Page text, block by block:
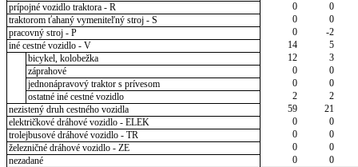
prípojné vozidlo traktora - R
0
0
traktorom ťahaný vymeniteľný stroj - S
0
0
pracovný stroj - P
0
-2
iné cestné vozidlo - V
14
5
bicykel, kolobežka
12
3
záprahové
0
0
jednonápravový traktor s prívesom
0
0
ostatné iné cestné vozidlo
2
2
nezistený druh cestného vozidla
59
21
električkové dráhové vozidlo - ELEK
0
0
trolejbusové dráhové vozidlo - TR
0
0
železničné dráhové vozidlo - ZE
0
0
nezadané
0 0